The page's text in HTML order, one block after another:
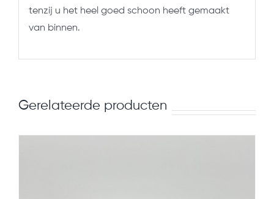
tenzij u het heel goed schoon heeft gemaakt
van binnen.
Gerelateerde producten